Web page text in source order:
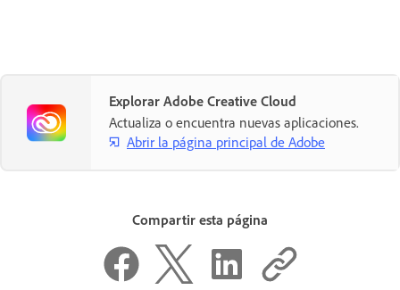
Explorar Adobe Creative Cloud
Actualiza o encuentra nuevas aplicaciones.
Abrir la página principal de Adobe
Compartir esta página